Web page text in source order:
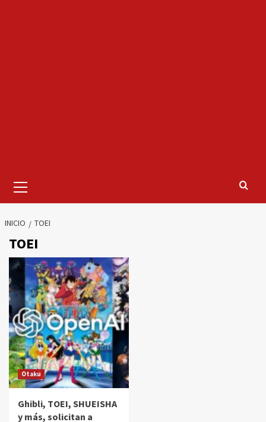
primario
INICIO TOEI
TOEI
Otaku
Ghibli, TOEI, SHUEISHA
y más, solicitan a